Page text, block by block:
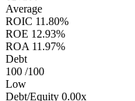
Average
ROIC 11.80%
ROE 12.93%
ROA 11.97%
Debt
100 /100
Low
Debt/Equity 0.00x